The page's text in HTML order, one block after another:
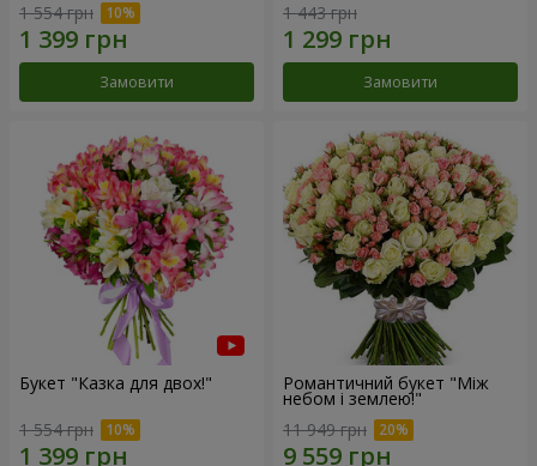
1 554 грн
Замовити
1 443 грн
Замовити
Букет "Казка для двох!"
1 554 грн
Романтичний букет "Між
небом і землею!"
11 949 грн